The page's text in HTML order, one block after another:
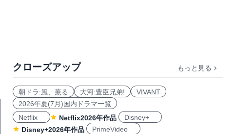
ッピング 学ぶ
クローズアップ もっと見る
朝ドラ:風、薫る 大河:豊臣兄弟!
VIVANT
2026年夏(7月)国内ドラマ一覧
Netflix
Netflix2026年作品
Disney+
Disney+2026年作品
PrimeVideo